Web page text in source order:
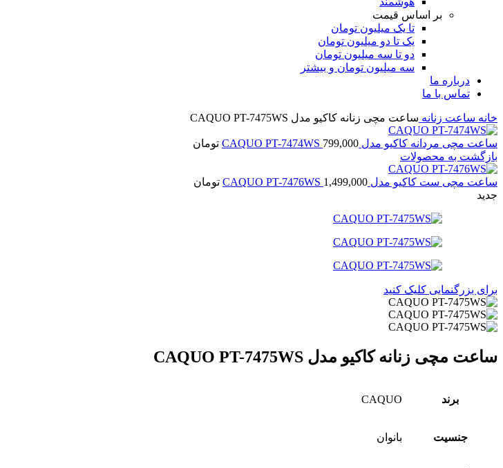
بر اساس قیمت
تا یک میلیون تومان
یک تا دو میلیون تومان
دو تا سه میلیون تومان
سه میلیون تومان و بیشتر
درباره ما
تماس با ما
خانه ساعت زنانه ساعت مچی زنانه کاکیو مدل CAQUO PT-7475WS
ساعت مچی مردانه کاکیو مدل CAQUO PT-7474WS 799,000
تومان
بازگشت به محصولات
ساعت مچی ست کاکیو مدل CAQUO PT-7476WS 1,499,000
تومان
جدید
برای بزرگنمایی کلیک کنید
ساعت مچی زنانه کاکیو مدل CAQUO PT-7475WS
برند CAQUO
جنسیت بانوان